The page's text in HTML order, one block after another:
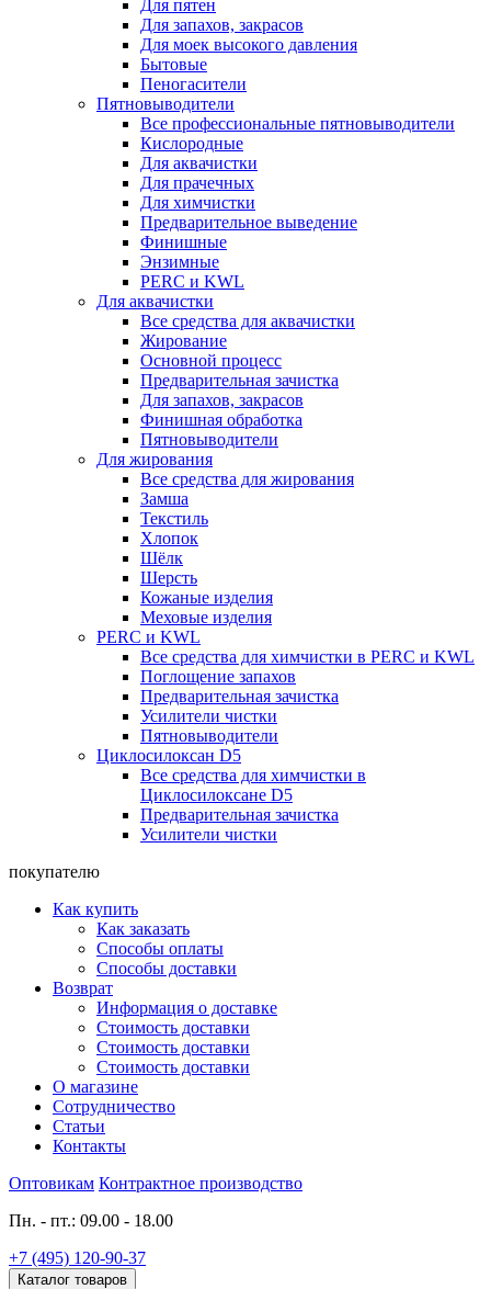
Для пятен
Для запахов, закрасов
Для моек высокого давления
Бытовые
Пеногасители
Пятновыводители
Все профессиональные пятновыводители
Кислородные
Для аквачистки
Для прачечных
Для химчистки
Предварительное выведение
Финишные
Энзимные
PERC и KWL
Для аквачистки
Все средства для аквачистки
Жирование
Основной процесс
Предварительная зачистка
Для запахов, закрасов
Финишная обработка
Пятновыводители
Для жирования
Все средства для жирования
Замша
Текстиль
Хлопок
Шёлк
Шерсть
Кожаные изделия
Меховые изделия
PERC и KWL
Все средства для химчистки в PERC и KWL
Поглощение запахов
Предварительная зачистка
Усилители чистки
Пятновыводители
Циклосилоксан D5
Все средства для химчистки в
Циклосилоксане D5
Предварительная зачистка
Усилители чистки
покупателю
Как купить
Как заказать
Способы оплаты
Способы доставки
Возврат
Информация о доставке
Стоимость доставки
Стоимость доставки
Стоимость доставки
О магазине
Сотрудничество
Статьи
Контакты
Оптовикам Контрактное производство
Пн. - пт.: 09.00 - 18.00
+7 (495) 120-90-37
Каталог товаров